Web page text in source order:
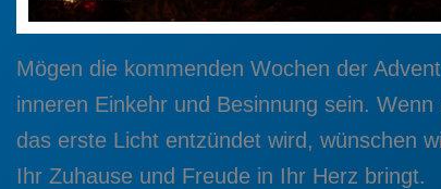
Mögen die kommenden Wochen der
inneren Einkehr und Besinnung sein.
das erste Licht entzündet wird, wünschen
Ihr Zuhause und Freude in Ihr Herz bringt.